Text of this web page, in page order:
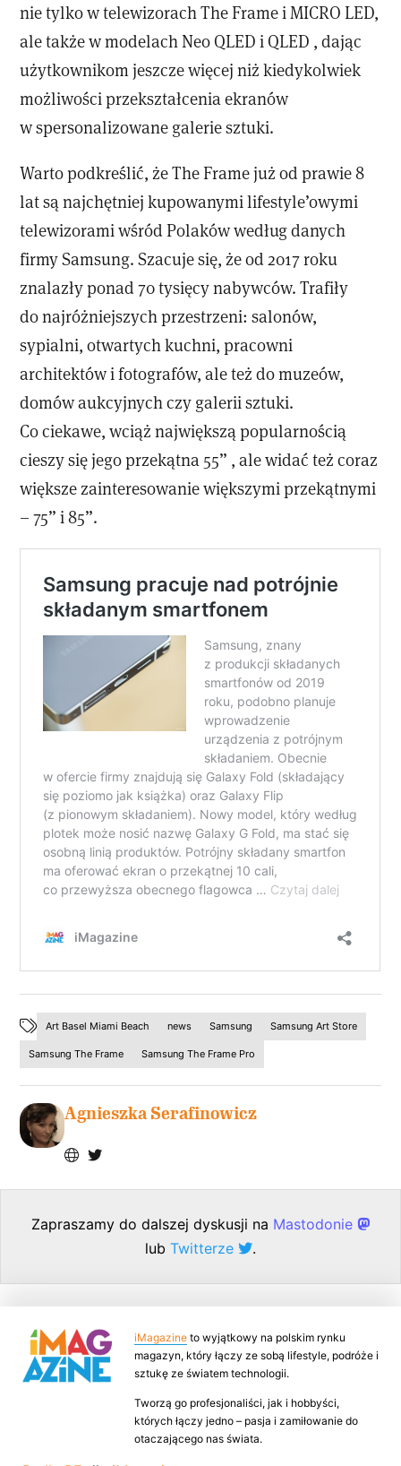
nie tylko w telewizorach The Frame i MICRO LED,
ale także w modelach Neo QLED i QLED , dając
użytkownikom jeszcze więcej niż kiedykolwiek
możliwości przekształcenia ekranów
w spersonalizowane galerie sztuki.
Warto podkreślić, że The Frame już od prawie 8
lat są najchętniej kupowanymi lifestyle’owymi
telewizorami wśród Polaków według danych
firmy Samsung. Szacuje się, że od 2017 roku
znalazły ponad 70 tysięcy nabywców. Trafiły
do najróżniejszych przestrzeni: salonów,
sypialni, otwartych kuchni, pracowni
architektów i fotografów, ale też do muzeów,
domów aukcyjnych czy galerii sztuki.
Co ciekawe, wciąż największą popularnością
cieszy się jego przekątna 55” , ale widać też coraz
większe zainteresowanie większymi przekątnymi
– 75” i 85”.
Art Basel Miami Beach news Samsung Samsung Art Store
Samsung The Frame Samsung The Frame Pro
Agnieszka Serafinowicz
Zapraszamy do dalszej dyskusji na Mastodonie
lub Twitterze .
iMagazine to wyjątkowy na polskim rynku
magazyn, który łączy ze sobą lifestyle, podróże i
sztukę ze światem technologii.
Tworzą go profesjonaliści, jak i hobbyści,
których łączy jedno – pasja i zamiłowanie do
otaczającego nas świata.